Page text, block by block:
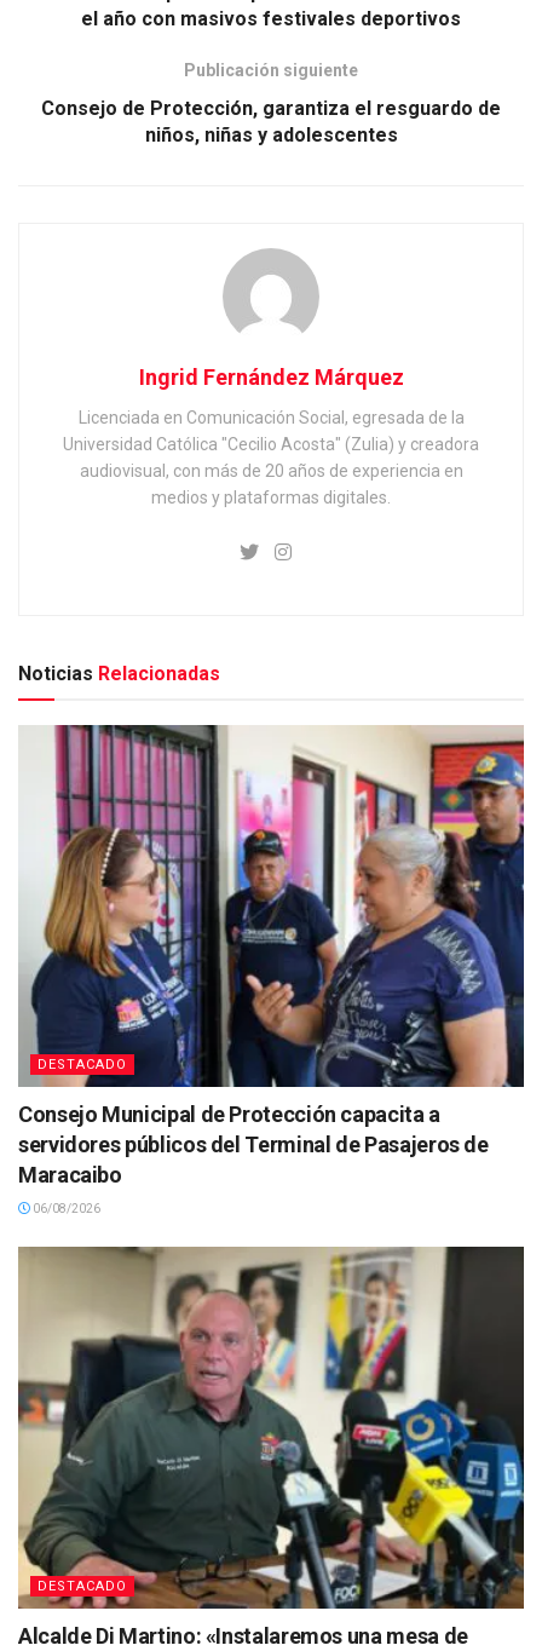
el año con masivos festivales deportivos
Publicación siguiente
Consejo de Protección, garantiza el resguardo de
niños, niñas y adolescentes
Ingrid Fernández Márquez
Licenciada en Comunicación Social, egresada de la
Universidad Católica "Cecilio Acosta" (Zulia) y creadora
audiovisual, con más de 20 años de experiencia en
medios y plataformas digitales.
Noticias Relacionadas
DESTACADO
Consejo Municipal de Protección capacita a
servidores públicos del Terminal de Pasajeros de
Maracaibo
06/08/2026
DESTACADO
Alcalde Di Martino: «Instalaremos una mesa de